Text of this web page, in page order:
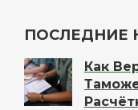
ПОСЛЕДНИЕ
Как